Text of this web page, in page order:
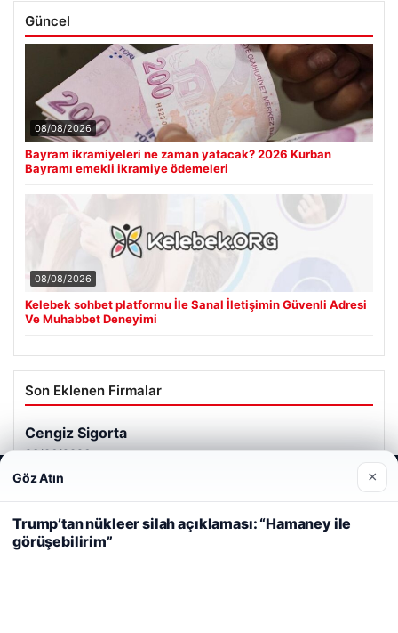
Güncel
08/08/2026
Bayram ikramiyeleri ne zaman yatacak? 2026 Kurban
Bayramı emekli ikramiye ödemeleri
08/08/2026
Kelebek sohbet platformu İle Sanal İletişimin Güvenli Adresi
Ve Muhabbet Deneyimi
Son Eklenen Firmalar
Cengiz Sigorta
23/06/2026
Web sitemizi nasıl kullandığınızı daha iyi anlayabilmek,
deneyiminizi kişiselleştirmek ve geliştirmek amacıyla çerezler
kullanıyoruz.
Çerez Politikamız
Reddet
Göz Atın ×
Trump’tan nükleer silah açıklaması: “Hamaney ile
görüşebilirim”